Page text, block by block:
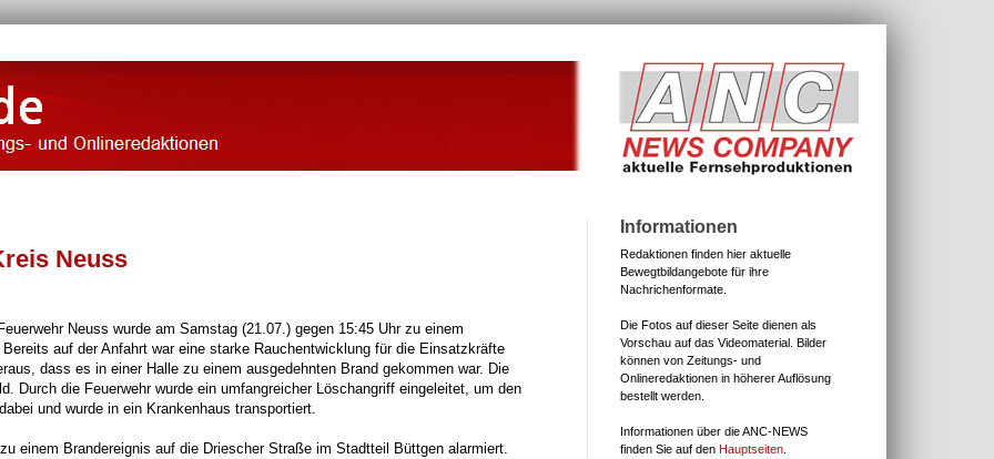
Neuss
Neuss wurde am Samstag (21.07.) gegen 15:45 Uhr zu einem
auf der Anfahrt war eine starke Rauchentwicklung für die Einsatzkräfte
dass es in einer Halle zu einem ausgedehnten Brand gekommen war. Die
Durch die Feuerwehr wurde ein umfangreicher Löschangriff eingeleitet, um den
und wurde in ein Krankenhaus transportiert.
einem Brandereignis auf die Driescher Straße im Stadtteil Büttgen alarmiert.
Informationen
Redaktionen finden hier aktuelle
Bewegtbildangebote für ihre
Nachrichenformate.
Die Fotos auf dieser Seite dienen als
Vorschau auf das Videomaterial. Bilder
können von Zeitungs- und
Onlineredaktionen in höherer Auflösung
bestellt werden.
Informationen über die ANC-NEWS
finden Sie auf den Hauptseiten